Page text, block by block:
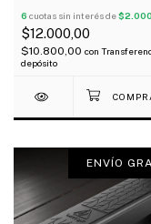
6 cuotas sin interés de
$12.000,00
$10.800,00 con
depósito
ENVÍO